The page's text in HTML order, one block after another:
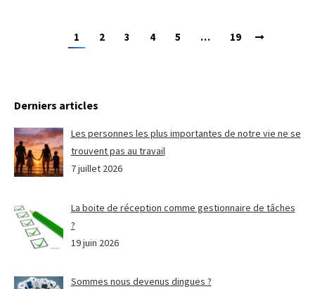
1 2 3 4 5 … 19
Derniers articles
Les personnes les plus importantes de notre vie ne se
trouvent pas au travail
7 juillet 2026
La boite de réception comme gestionnaire de tâches
?
19 juin 2026
Sommes nous devenus dingues ?